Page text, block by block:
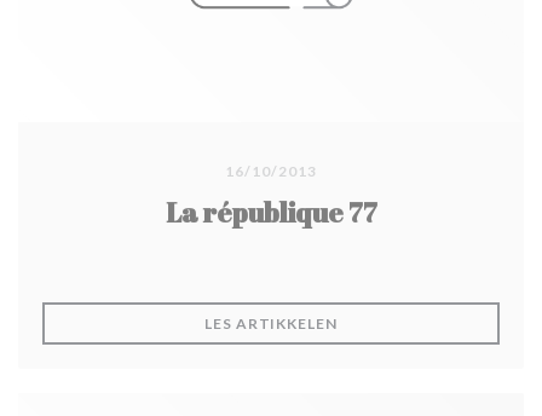
16/10/2013
La république 77
LES ARTIKKELEN((ÅPNER I ET NYTT